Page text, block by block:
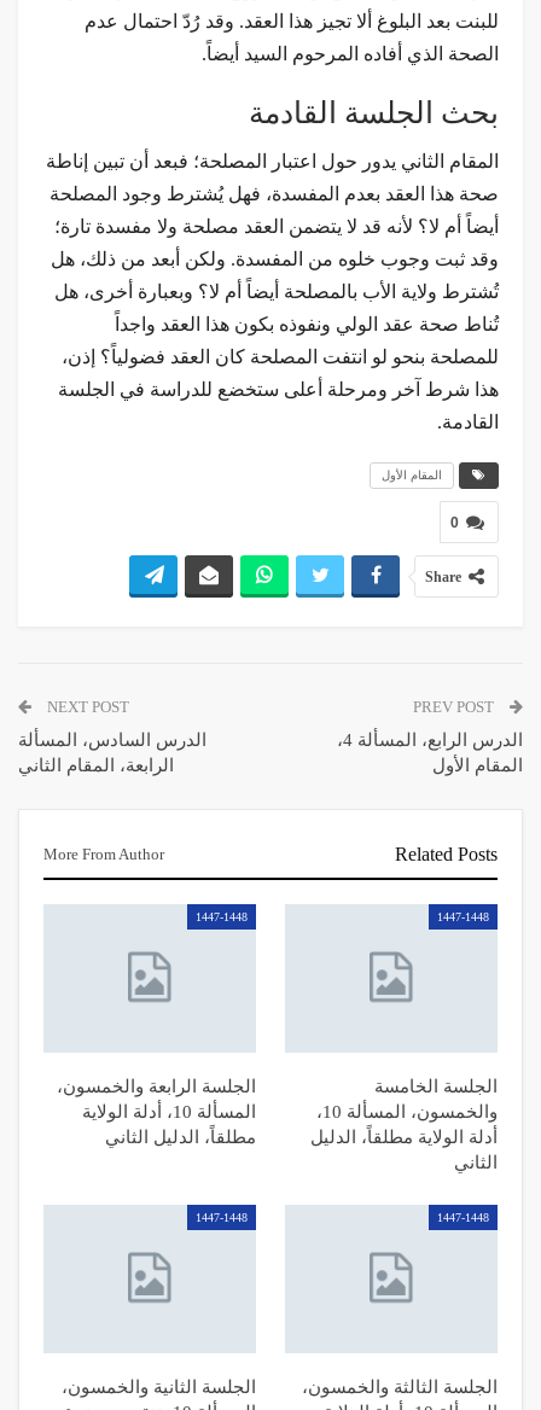
للبنت بعد البلوغ ألا تجيز هذا العقد. وقد رُدّ احتمال عدم
الصحة الذي أفاده المرحوم السيد أيضاً.
بحث الجلسة القادمة
المقام الثاني يدور حول اعتبار المصلحة؛ فبعد أن تبين إناطة
صحة هذا العقد بعدم المفسدة، فهل يُشترط وجود المصلحة
أيضاً أم لا؟ لأنه قد لا يتضمن العقد مصلحة ولا مفسدة تارة؛
وقد ثبت وجوب خلوه من المفسدة. ولكن أبعد من ذلك، هل
تُشترط ولاية الأب بالمصلحة أيضاً أم لا؟ وبعبارة أخرى، هل
تُناط صحة عقد الولي ونفوذه بكون هذا العقد واجداً
للمصلحة بنحو لو انتفت المصلحة كان العقد فضولياً؟ إذن،
هذا شرط آخر ومرحلة أعلى ستخضع للدراسة في الجلسة
القادمة.
المقام الأول
0
Share
الدرس الرابع، المسألة 4،
المقام الأول
NEXT POST
الدرس السادس، المسألة
الرابعة، المقام الثاني
Related Posts
More From Author
1447-1448
الجلسة الخامسة
والخمسون، المسألة 10،
أدلة الولاية مطلقاً، الدليل
الثاني
1447-1448
الجلسة الرابعة والخمسون،
المسألة 10، أدلة الولاية
مطلقاً، الدليل الثاني
1447-1448
الجلسة الثالثة والخمسون،
1447-1448
الجلسة الثانية والخمسون،